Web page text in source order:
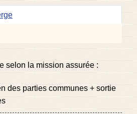
selon la mission assurée :
des parties communes + sortie